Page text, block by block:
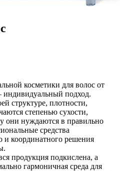
косметики для волос от
подход.
структуре, плотности,
степенью сухости,
они нуждаются в правильно
средства
и координатного решения
продукция подкислена, а
гармоничная среда для